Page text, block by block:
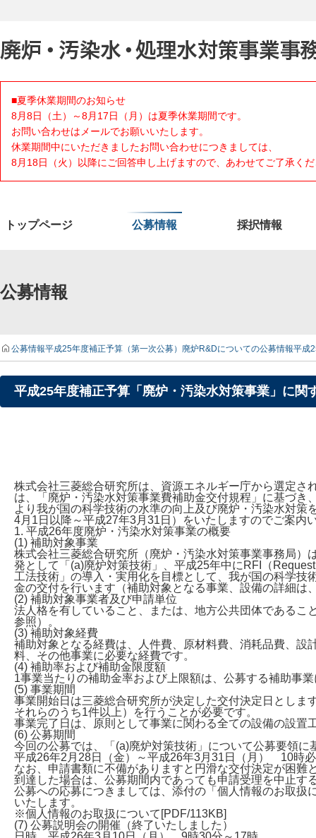
■夏季休業期間のお知らせ
8月8日（土）～8月17日（月）は夏季休業期間です。
お問い合わせはメールでお願いいたします。
休業期間中にいただきましたお問い合わせにつきましては、
8月18日（火）以降にご回答申し上げますので、あわせてご了承く
トップページ 公募情報 採択情報
公募情報
公募情報平成25年度補正予算（第一次公募）廃炉R&Dについての公募情報平成
平成25年度補正予算「廃炉・汚染水対策事業」に
株式会社三菱総合研究所は、資源エネルギー庁から選定
は、「廃炉・汚染水対策事業費補助金交付規程」に基づ
より我が国の科学技術の水準の向上及び廃炉・汚染水対
4月1日以降～平成27年3月31日）をいたしますのでご案内
1. 平成26年度廃炉・汚染水対策事業の概要
(1) 補助対象事業
株式会社三菱総合研究所（廃炉・汚染水対策事業事務局
発として「(a)廃炉対策技術」、平成25年中にRFI（
工法技術」の導入・実用化を目標として、我が国の科学
金の交付を行います（補助対象となる事業、設備の詳細は
(2) 補助対象事業者及び申請単位
法人格を有していること、または、地方公共団体である
参照）。
(3) 補助対象経費
補助対象となる経費は、人件費、原材料費、消耗品費、
料、その他事業に必要な経費です。
(4) 補助率および補助金限度額
1事業当たりの補助金率および上限額は、公募する補助事
(5) 事業期間
事業開始日は三菱総合研究所が決定した交付決定日とし
それらのうち1件以上）を行うことが必要です。
事業完了日は、原則として事業に関わる全ての設備の設
(6) 公募期間
今回の公募では、「(a)廃炉対策技術」について公募要領に
平成26年2月28日（金）～平成26年3月31日（月） 10時
なお、申請書類に不備がありますと円滑な交付決定が困
到達した場合は、公募期間内であっても申請受理を中止す
公募への応募につきましては、添付の「個人情報のお取
いたします。
※個人情報のお取扱について[PDF/113KB]
(7) 公募説明会の開催（終了いたしました）